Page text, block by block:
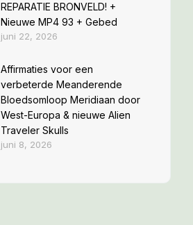
REPARATIE BRONVELD! +
Nieuwe MP4 93 + Gebed
juni 22, 2026
Affirmaties voor een
verbeterde Meanderende
Bloedsomloop Meridiaan door
West-Europa & nieuwe Alien
Traveler Skulls
juni 8, 2026